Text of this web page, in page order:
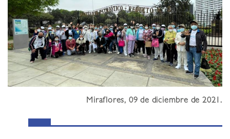
Miraflores, 09 de diciembre de 2021.